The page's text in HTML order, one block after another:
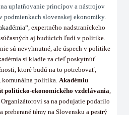
uplatňovanie princípov a nástrojov
podmienkach slovenskej ekonomiky.
“, expertného nadstraníckeho
aj budúcich ľudí v politike.
sú nevyhnutné, ale úspech v politike
si kladie za cieľ poskytnúť
ktoré budú na to potrebovať,
komunálna politika. Akadémiu
politicko-ekonomického vzdelávania,
Organizátorovi sa na podujatie podarilo
témy na Slovensku a pestrý